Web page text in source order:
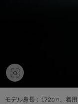
モデル身長：172cm、着